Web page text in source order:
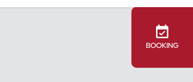
BOOKING